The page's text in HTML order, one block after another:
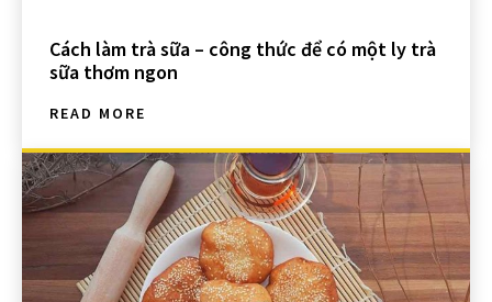
Cách làm trà sữa – công thức để có một ly trà
sữa thơm ngon
READ MORE